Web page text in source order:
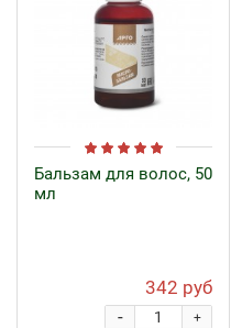
Бальзам для волос, 50
мл
342 руб
+
-